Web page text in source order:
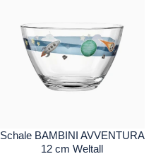
Schale BAMBINI AVVENTURA
12 cm Weltall